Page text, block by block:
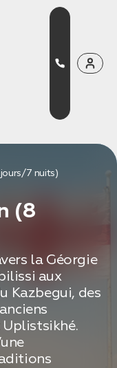
7 nuits)
(8
la Géorgie
aux
Kazbegui, des